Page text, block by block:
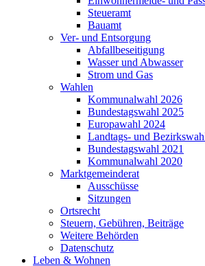
Steueramt
Bauamt
Ver- und Entsorgung
Abfallbeseitigung
Wasser und Abwasser
Strom und Gas
Wahlen
Kommunalwahl 2026
Bundestagswahl 2025
Europawahl 2024
Landtags- und
Bundestagswahl 2021
Kommunalwahl 2020
Marktgemeinderat
Ausschüsse
Sitzungen
Ortsrecht
Steuern, Gebühren, Beiträge
Weitere Behörden
Datenschutz
Leben & Wohnen